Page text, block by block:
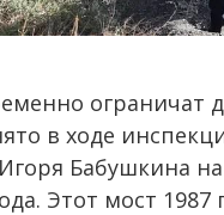
ограничат
в ходе
Бабушкина
Этот мост 1987